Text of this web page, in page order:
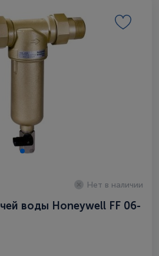
Нет в наличии
воды Honeywell FF 06-